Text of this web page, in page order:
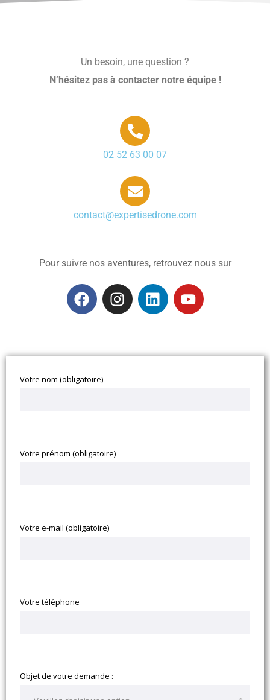
Un besoin, une question ?
N’hésitez pas à contacter notre équipe !
02 52 63 00 07
contact@expertisedrone.com
Pour suivre nos aventures, retrouvez nous sur
Votre nom (obligatoire)
Votre prénom (obligatoire)
Votre e-mail (obligatoire)
Votre téléphone
Objet de votre demande :